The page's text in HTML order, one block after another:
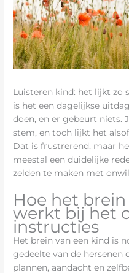
Luisteren kind: het lijkt zo
is het een dagelijkse
doen, en er gebeurt niets.
stem, en toch lijkt het
Dat is frustrerend, maar
meestal een duidelijke
zelden te maken met
Hoe het
werkt bij het
instructies
Het brein van een kind is
gedeelte van de hersenen
plannen, aandacht en